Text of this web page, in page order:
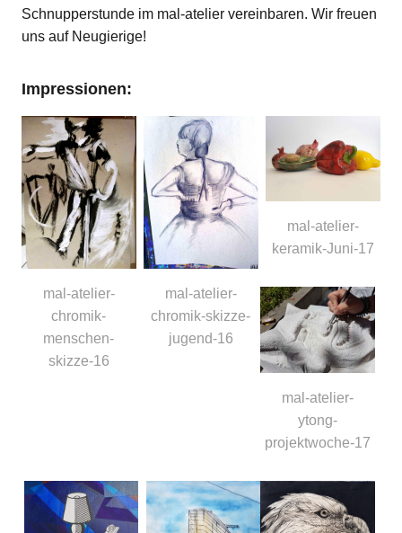
Schnupperstunde im mal-atelier vereinbaren. Wir freuen
uns auf Neugierige!
Impressionen:
mal-atelier-
chromik-
menschen-
skizze-16
mal-atelier-
chromik-skizze-
jugend-16
mal-atelier-
keramik-Juni-17
mal-atelier-
ytong-
projektwoche-17